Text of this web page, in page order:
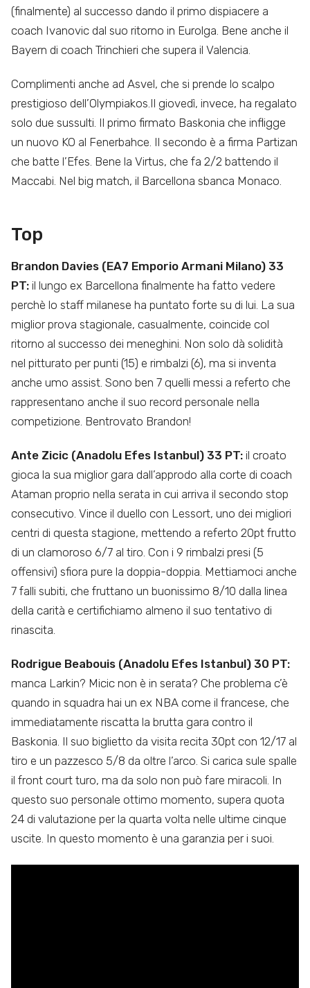
(finalmente) al successo dando il primo dispiacere a
coach Ivanovic dal suo ritorno in Eurolga. Bene anche il
Bayern di coach Trinchieri che supera il Valencia.
Complimenti anche ad Asvel, che si prende lo scalpo
prestigioso dell’Olympiakos.Il giovedì, invece, ha regalato
solo due sussulti. Il primo firmato Baskonia che infligge
un nuovo KO al Fenerbahce. Il secondo è a firma Partizan
che batte l’Efes. Bene la Virtus, che fa 2/2 battendo il
Maccabi. Nel big match, il Barcellona sbanca Monaco.
Top
Brandon Davies (EA7 Emporio Armani Milano) 33
PT: il lungo ex Barcellona finalmente ha fatto vedere
perchè lo staff milanese ha puntato forte su di lui. La sua
miglior prova stagionale, casualmente, coincide col
ritorno al successo dei meneghini. Non solo dà solidità
nel pitturato per punti (15) e rimbalzi (6), ma si inventa
anche umo assist. Sono ben 7 quelli messi a referto che
rappresentano anche il suo record personale nella
competizione. Bentrovato Brandon!
Ante Zicic (Anadolu Efes Istanbul) 33 PT: il croato
gioca la sua miglior gara dall’approdo alla corte di coach
Ataman proprio nella serata in cui arriva il secondo stop
consecutivo. Vince il duello con Lessort, uno dei migliori
centri di questa stagione, mettendo a referto 20pt frutto
di un clamoroso 6/7 al tiro. Con i 9 rimbalzi presi (5
offensivi) sfiora pure la doppia-doppia. Mettiamoci anche
7 falli subiti, che fruttano un buonissimo 8/10 dalla linea
della carità e certifichiamo almeno il suo tentativo di
rinascita.
Rodrigue Beabouis (Anadolu Efes Istanbul) 30 PT:
manca Larkin? Micic non è in serata? Che problema c’è
quando in squadra hai un ex NBA come il francese, che
immediatamente riscatta la brutta gara contro il
Baskonia. Il suo biglietto da visita recita 30pt con 12/17 al
tiro e un pazzesco 5/8 da oltre l’arco. Si carica sule spalle
il front court turo, ma da solo non può fare miracoli. In
questo suo personale ottimo momento, supera quota
24 di valutazione per la quarta volta nelle ultime cinque
uscite. In questo momento è una garanzia per i suoi.